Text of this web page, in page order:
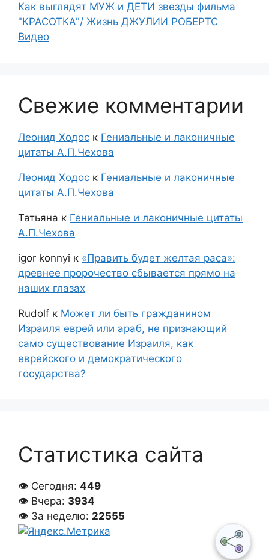
Как выглядят МУЖ и ДЕТИ звезды фильма
"КРАСОТКА"/ Жизнь ДЖУЛИИ РОБЕРТС
Видео
Свежие комментарии
Леонид Ходос к Гениальные и лаконичные
цитаты А.П.Чехова
Леонид Ходос к Гениальные и лаконичные
цитаты А.П.Чехова
Татьяна к Гениальные и лаконичные цитаты
А.П.Чехова
igor konnyi к «Править будет желтая раса»:
древнее пророчество сбывается прямо на
наших глазах
Rudolf к Может ли быть гражданином
Израиля еврей или араб, не признающий
само существование Израиля, как
еврейского и демократического
государства?
Статистика сайта
👁 Сегодня: 449
👁 Вчера: 3934
👁 За неделю: 22555